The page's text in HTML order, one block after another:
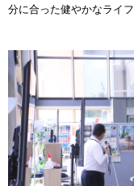
分に合った健やかなライ